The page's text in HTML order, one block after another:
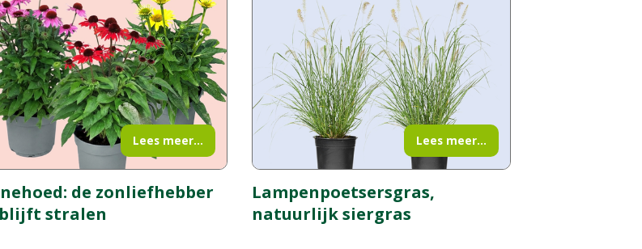
de zonliefhebber
stralen
Lees meer...
Lampenpoetsersgras,
natuurlijk siergras
Lees meer...